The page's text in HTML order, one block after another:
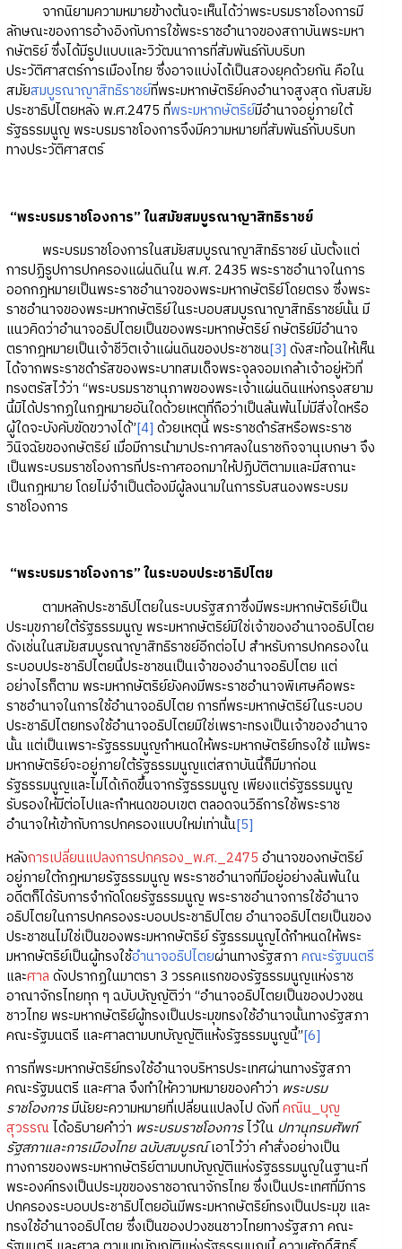
จากนิยามความหมายข้างต้นจะเห็นได้ว่าพระบรมราชโองการมี
ลักษณะของการอ้างอิงกับการใช้พระราชอำนาจของสถาบันพระมหา
กษัตริย์ ซึ่งได้มีรูปแบบและวิวัฒนาการที่สัมพันธ์กับบริบท
ประวัติศาสตร์การเมืองไทย ซึ่งอาจแบ่งได้เป็นสองยุคด้วยกัน คือใน
สมัยสมบูรณาญาสิทธิราชย์ที่พระมหากษัตริย์คงอำนาจสูงสุด กับสมัย
ประชาธิปไตยหลัง พ.ศ.2475 ที่พระมหากษัตริย์มีอำนาจอยู่ภายใต้
รัฐธรรมนูญ พระบรมราชโองการจึงมีความหมายที่สัมพันธ์กับบริบท
ทางประวัติศาสตร์
“พระบรมราชโองการ” ในสมัยสมบูรณาญาสิทธิราชย์
พระบรมราชโองการในสมัยสมบูรณาญาสิทธิราชย์ นับตั้งแต่
การปฏิรูปการปกครองแผ่นดินใน พ.ศ. 2435 พระราชอำนาจในการ
ออกกฎหมายเป็นพระราชอำนาจของพระมหากษัตริย์โดยตรง ซึ่งพระ
ราชอำนาจของพระมหากษัตริย์ในระบอบสมบูรณาญาสิทธิราชย์นั้น มี
แนวคิดว่าอำนาจอธิปไตยเป็นของพระมหากษัตริย์ กษัตริย์มีอำนาจ
ตรากฎหมายเป็นเจ้าชีวิตเจ้าแผ่นดินของประชาชน[3] ดังสะท้อนให้เห็น
ได้จากพระราชดำรัสของพระบาทสมเด็จพระจุลจอมเกล้าเจ้าอยู่หัวที่
ทรงตรัสไว้ว่า “พระบรมราชานุภาพของพระเจ้าแผ่นดินแห่งกรุงสยาม
นี้มิได้ปรากฏในกฎหมายอันใดด้วยเหตุที่ถือว่าเป็นล้นพ้นไม่มีสิ่งใดหรือ
ผู้ใดจะบังคับขัดขวางได้”[4] ด้วยเหตุนี้ พระราชดำรัสหรือพระราช
วินิจฉัยของกษัตริย์ เมื่อมีการนำมาประกาศลงในราชกิจจานุเบกษา จึง
เป็นพระบรมราชโองการที่ประกาศออกมาให้ปฏิบัติตามและมีสถานะ
เป็นกฎหมาย โดยไม่จำเป็นต้องมีผู้ลงนามในการรับสนองพระบรม
ราชโองการ
“พระบรมราชโองการ” ในระบอบประชาธิปไตย
ตามหลักประชาธิปไตยในระบบรัฐสภาซึ่งมีพระมหากษัตริย์เป็น
ประมุขภายใต้รัฐธรรมนูญ พระมหากษัตริย์มิใช่เจ้าของอำนาจอธิปไตย
ดังเช่นในสมัยสมบูรณาญาสิทธิราชย์อีกต่อไป สำหรับการปกครองใน
ระบอบประชาธิปไตยนี้ประชาชนเป็นเจ้าของอำนาจอธิปไตย แต่
อย่างไรก็ตาม พระมหากษัตริย์ยังคงมีพระราชอำนาจพิเศษคือพระ
ราชอำนาจในการใช้อำนาจอธิปไตย การที่พระมหากษัตริย์ในระบอบ
ประชาธิปไตยทรงใช้อำนาจอธิปไตยมิใช่เพราะทรงเป็นเจ้าของอำนาจ
นั้น แต่เป็นเพราะรัฐธรรมนูญกำหนดให้พระมหากษัตริย์ทรงใช้ แม้พระ
มหากษัตริย์จะอยู่ภายใต้รัฐธรรมนูญแต่สถาบันนี้ก็มีมาก่อน
รัฐธรรมนูญและไม่ได้เกิดขึ้นจากรัฐธรรมนูญ เพียงแต่รัฐธรรมนูญ
รับรองให้มีต่อไปและกำหนดขอบเขต ตลอดจนวิธีการใช้พระราช
อำนาจให้เข้ากับการปกครองแบบใหม่เท่านั้น[5]
หลังการเปลี่ยนแปลงการปกครอง_พ.ศ._2475 อำนาจของกษัตริย์
อยู่ภายใต้กฎหมายรัฐธรรมนูญ พระราชอำนาจที่มีอยู่อย่างล้นพ้นใน
อดีตก็ได้รับการจำกัดโดยรัฐธรรมนูญ พระราชอำนาจการใช้อำนาจ
อธิปไตยในการปกครองระบอบประชาธิปไตย อำนาจอธิปไตยเป็นของ
ประชาชนไม่ใช่เป็นของพระมหากษัตริย์ รัฐธรรมนูญได้กำหนดให้พระ
มหากษัตริย์เป็นผู้ทรงใช้อำนาจอธิปไตยผ่านทางรัฐสภา คณะรัฐมนตรี
และศาล ดังปรากฏในมาตรา 3 วรรคแรกของรัฐธรรมนูญแห่งราช
อาณาจักรไทยทุก ๆ ฉบับบัญญัติว่า “อำนาจอธิปไตยเป็นของปวงชน
ชาวไทย พระมหากษัตริย์ผู้ทรงเป็นประมุขทรงใช้อำนาจนั้นทางรัฐสภา
คณะรัฐมนตรี และศาลตามบทบัญญัติแห้งรัฐธรรมนูญนี้”[6]
การที่พระมหากษัตริย์ทรงใช้อำนาจบริหารประเทศผ่านทางรัฐสภา
คณะรัฐมนตรี และศาล จึงทำให้ความหมายของคำว่า พระบรม
ราชโองการมีนัยยะความหมายที่เปลี่ยนแปลงไป ดังที่คณิน_บุญ
สุวรรณ ได้อธิบายคำว่า พระบรมราชโองการไว้ใน ปทานุกรมศัพท์
รัฐสภาและการเมืองไทย ฉบับสมบูรณ์เอาไว้ว่า คำสั่งอย่างเป็น
ทางการของพระมหากษัตริย์ตามบทบัญญัติแห่งรัฐธรรมนูญในฐานะที่
พระองค์ทรงเป็นประมุขของราชอาณาจักรไทย ซึ่งเป็นประเทศที่มีการ
ปกครองระบอบประชาธิปไตยอันมีพระมหากษัตริย์ทรงเป็นประมุข และ
ทรงใช้อำนาจอธิปไตย ซึ่งเป็นของปวงชนชาวไทยทางรัฐสภา คณะ